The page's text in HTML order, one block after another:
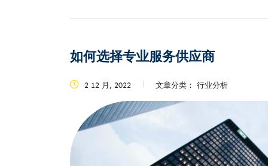
如何选择专业服务供应商
2 12 月, 2022 文章分类： 行业分析